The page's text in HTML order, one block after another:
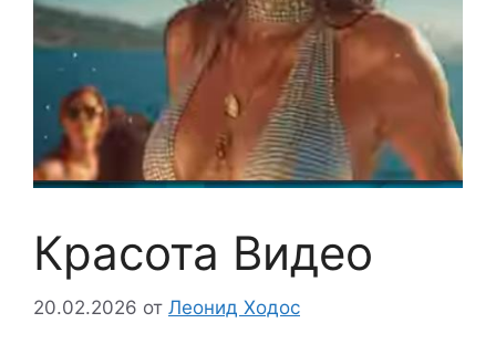
Красота Видео
20.02.2026 от Леонид Ходос